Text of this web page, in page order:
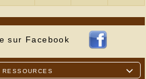
sur Facebook
